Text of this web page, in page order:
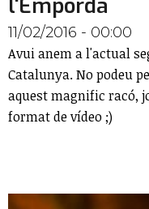
l'Empordà
11/02/2016 - 00:00
Avui anem a l'actual
Catalunya.​ No podeu
aquest magnific racó,
format de vídeo ;)